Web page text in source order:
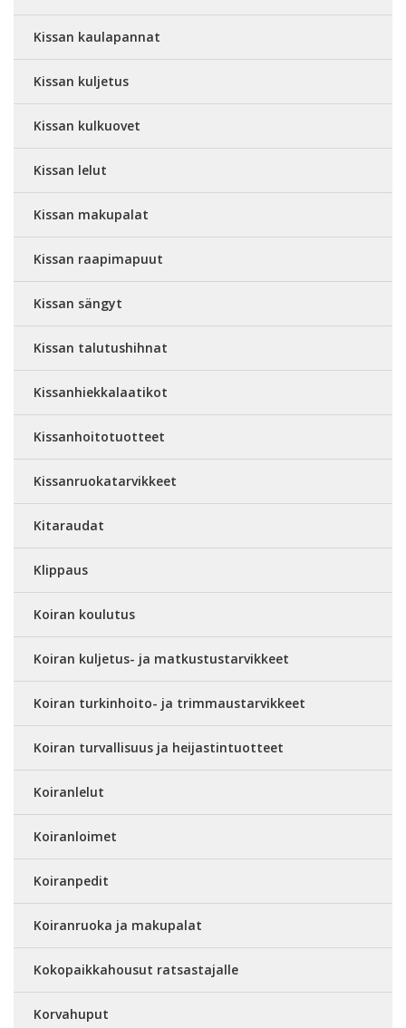
Kissan kaulapannat
Kissan kuljetus
Kissan kulkuovet
Kissan lelut
Kissan makupalat
Kissan raapimapuut
Kissan sängyt
Kissan talutushihnat
Kissanhiekkalaatikot
Kissanhoitotuotteet
Kissanruokatarvikkeet
Kitaraudat
Klippaus
Koiran koulutus
Koiran kuljetus- ja matkustustarvikkeet
Koiran turkinhoito- ja trimmaustarvikkeet
Koiran turvallisuus ja heijastintuotteet
Koiranlelut
Koiranloimet
Koiranpedit
Koiranruoka ja makupalat
Kokopaikkahousut ratsastajalle
Korvahuput